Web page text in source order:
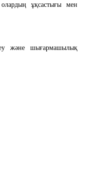
ұқсастығы мен
және шығармашылық